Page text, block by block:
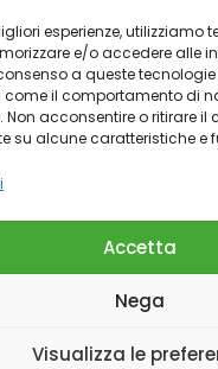
esperienze, utilizziamo
e/o accedere alle
a queste
il comportamento di
Non acconsentire o ritirare il
su alcune caratteristiche e
Accetta
Nega
Visualizza le
LA POLITICA
Partners srl - P.IVA:
Cookies Policy